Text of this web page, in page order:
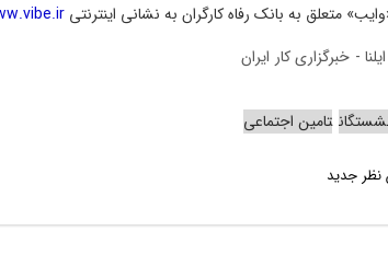
متعلق به بانک رفاه کارگران به نشانی اینترنتی
ایلنا - خبرگزاری کار ایران
تامین اجتماعی
نظر جدید